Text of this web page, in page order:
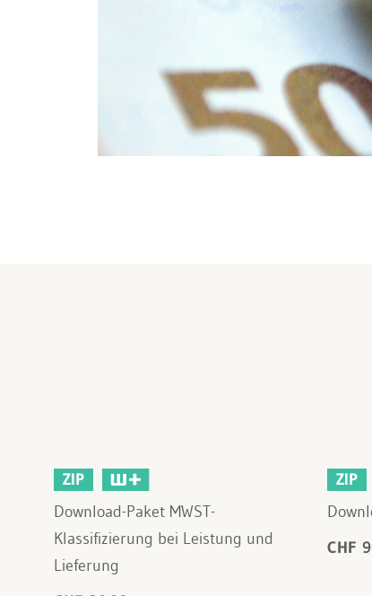
ZIP
Download-Paket MWST-
Klassifizierung bei Leistung und
Lieferung
ZIP
CHF